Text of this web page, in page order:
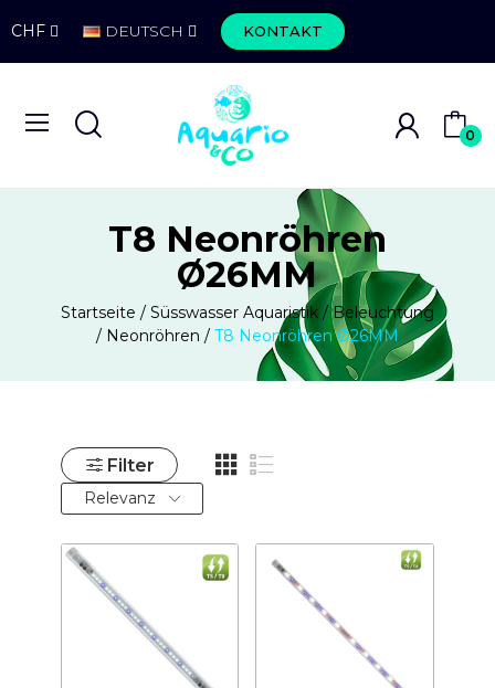
CHF DEUTSCH KONTAKT
0
T8 Neonröhren
Ø26MM
Startseite Süsswasser Aquaristik
Beleuchtung
Neonröhren
T8 Neonröhren Ø26MM
Filter
Relevanz